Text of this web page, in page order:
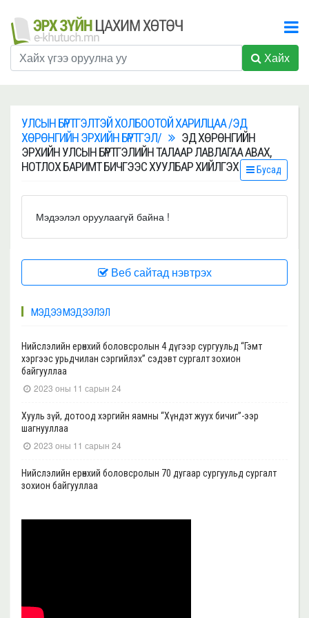
Хайх
УЛСЫН БҮРТГЭЛТЭЙ ХОЛБООТОЙ ХАРИЛЦАА /ЭД
ХӨРӨНГИЙН ЭРХИЙН БҮРТГЭЛ/
ЭД ХӨРӨНГИЙН
ЭРХИЙН УЛСЫН БҮРТГЭЛИЙН ТАЛААР ЛАВЛАГАА АВАХ,
НОТЛОХ БАРИМТ БИЧГЭЭС ХУУЛБАР ХИЙЛГЭХ
Бусад
Мэдээлэл оруулаагүй байна !
Веб сайтад нэвтрэх
МЭДЭЭ МЭДЭЭЛЭЛ
Нийслэлийн ерөнхий боловсролын 4 дүгээр сургуульд “Гэмт
хэргээс урьдчилан сэргийлэх” сэдэвт сургалт зохион
байгууллаа
2023 оны 11 сарын 24
Хууль зүй, дотоод хэргийн яамны “Хүндэт жуух бичиг”-ээр
шагнууллаа
2023 оны 11 сарын 24
Нийслэлийн ерөнхий боловсролын 70 дугаар сургуульд сургалт
зохион байгууллаа
байгууллаа